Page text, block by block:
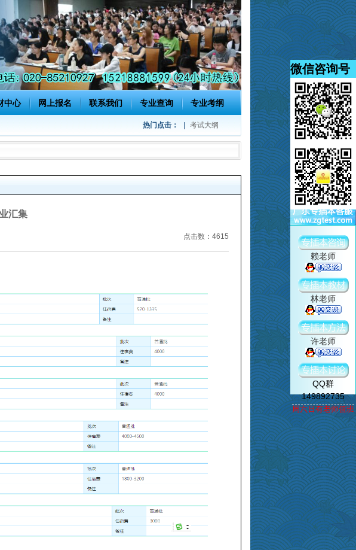
中心 网上报名 联系我们 专业查询 专业考纲
考试大纲
热门点击：
汇集
点击数：4615
微信咨询号
赖老师
林老师
许老师
QQ群
149892735
周六日有老师值班